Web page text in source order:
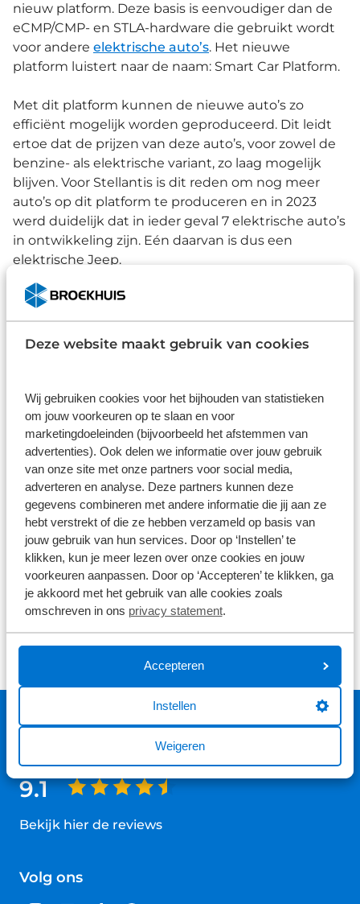
Deze website maakt gebruik van cookies
Wij gebruiken cookies voor het bijhouden van statistieken
om jouw voorkeuren op te slaan en voor
marketingdoeleinden (bijvoorbeeld het afstemmen van
advertenties). Ook delen we informatie over jouw gebruik
van onze site met onze partners voor social media,
adverteren en analyse. Deze partners kunnen deze
gegevens combineren met andere informatie die jij aan ze
hebt verstrekt of die ze hebben verzameld op basis van
jouw gebruik van hun services. Door op ‘Instellen’ te
klikken, kun je meer lezen over onze cookies en jouw
voorkeuren aanpassen. Door op ‘Accepteren’ te klikken, ga
je akkoord met het gebruik van alle cookies zoals
omschreven in ons privacy statement.
Accepteren
Instellen
Weigeren
nieuw platform. Deze basis is eenvoudiger dan de
eCMP/CMP- en STLA-hardware die gebruikt wordt
voor andere elektrische auto’s. Het nieuwe
platform luistert naar de naam: Smart Car Platform.
Met dit platform kunnen de nieuwe auto’s zo
efficiënt mogelijk worden geproduceerd. Dit leidt
ertoe dat de prijzen van deze auto’s, voor zowel de
benzine- als elektrische variant, zo laag mogelijk
blijven. Voor Stellantis is dit reden om nog meer
auto’s op dit platform te produceren en in 2023
werd duidelijk dat in ieder geval 7 elektrische auto’s
in ontwikkeling zijn. Eén daarvan is dus een
elektrische Jeep.
Tijdens de jaarlijkse Bernstein 40th Annual
Strategic Decisions Conference in de Verenigde
Staten bevestigde Stellantis-CEO Carlos Tavares
namelijk dat Jeep binnenkort een elektrisch model
elektrische Jeep ook naar Europa komt. Zodra er
meer nieuws bekend is zullen we dit
communiceren. Benieuwd naar de huidige
elektrische modellen van Jeep? Bekijk onze
voorraad!
Bekijk de voorraad
Nieuws algemeen Jeep
Gemiddelde klantwaardering
9.1
Bekijk hier de reviews
van
Volg ons